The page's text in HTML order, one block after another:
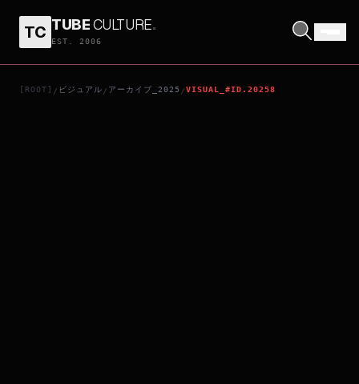
TC TUBECULTURE.
EST. 2006
[ROOT] / ビジュアル / アーカイブ_2025 /VISUAL_#ID.20258
バーフバリ エピック